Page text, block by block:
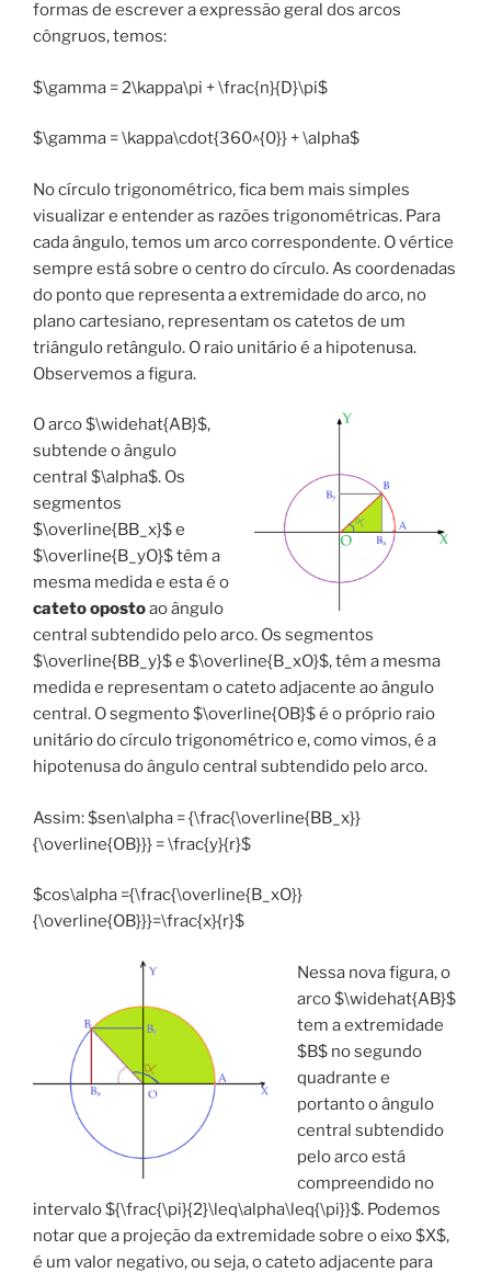
formas de escrever a expressão geral dos arcos
côngruos, temos:
$\gamma = 2\kappa\pi + \frac{n}{D}\pi$
$\gamma = \kappa\cdot{360^{0}} + \alpha$
No círculo trigonométrico, fica bem mais simples
visualizar e entender as razões trigonométricas. Para
cada ângulo, temos um arco correspondente. O vértice
sempre está sobre o centro do círculo. As coordenadas
do ponto que representa a extremidade do arco, no
plano cartesiano, representam os catetos de um
triângulo retângulo. O raio unitário é a hipotenusa.
Observemos a figura.
O arco $\widehat{AB}$,
subtende o ângulo
central $\alpha$. Os
segmentos
$\overline{BB_x}$ e
$\overline{B_yO}$ têm a
mesma medida e esta é o
cateto opostoao ângulo
central subtendido pelo arco. Os segmentos
$\overline{BB_y}$ e $\overline{B_xO}$, têm a mesma
medida e representam o cateto adjacente ao ângulo
central. O segmento $\overline{OB}$ é o próprio raio
unitário do círculo trigonométrico e, como vimos, é a
hipotenusa do ângulo central subtendido pelo arco.
Assim: $sen\alpha = {\frac{\overline{BB_x}}
{\overline{OB}}} = \frac{y}{r}$
$cos\alpha ={\frac{\overline{B_xO}}
{\overline{OB}}}=\frac{x}{r}$
Nessa nova figura, o
arco $\widehat{AB}$
tem a extremidade
$B$ no segundo
quadrante e
portanto o ângulo
central subtendido
pelo arco está
compreendido no
intervalo ${\frac{\pi}{2}\leq\alpha\leq{\pi}}$. Podemos
notar que a projeção da extremidade sobre o eixo $X$,
é um valor negativo, ou seja, o cateto adjacente para